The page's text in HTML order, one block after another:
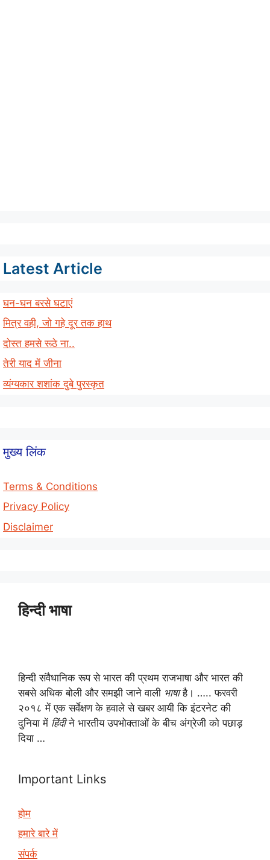
Latest Article
घन-घन बरसे घटाएं
मित्र वही, जो गहे दूर तक हाथ
दोस्त हमसे रूठे ना..
तेरी याद में जीना
व्यंग्यकार शशांक दुबे पुरस्कृत
मुख्य लिंक
Terms & Conditions
Privacy Policy
Disclaimer
हिन्दी भाषा
हिन्दी संवैधानिक रूप से भारत की प्रथम राजभाषा और भारत की
सबसे अधिक बोली और समझी जाने वाली भाषाहै। ….. फरवरी
२०१८ में एक सर्वेक्षण के हवाले से खबर आयी कि इंटरनेट की
दुनिया में हिंदीने भारतीय उपभोक्ताओं के बीच अंग्रेजी को पछाड़
दिया …
Important Links
होम
हमारे बारे में
संपर्क